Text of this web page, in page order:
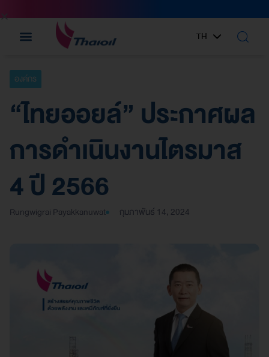
TH
EN
องค์กร
“ไทยออยล์” ประกาศผล
การดำเนินงานไตรมาส
4 ปี 2566
Rungwigrai Payakkanuwat กุมภาพันธ์ 14, 2024